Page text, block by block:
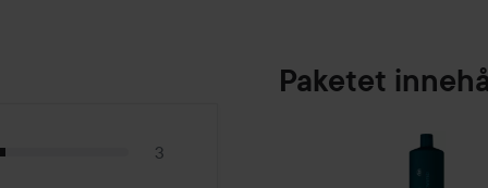
3
4. Kombinera med
Paketet